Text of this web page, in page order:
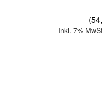
(
Inkl. 7%